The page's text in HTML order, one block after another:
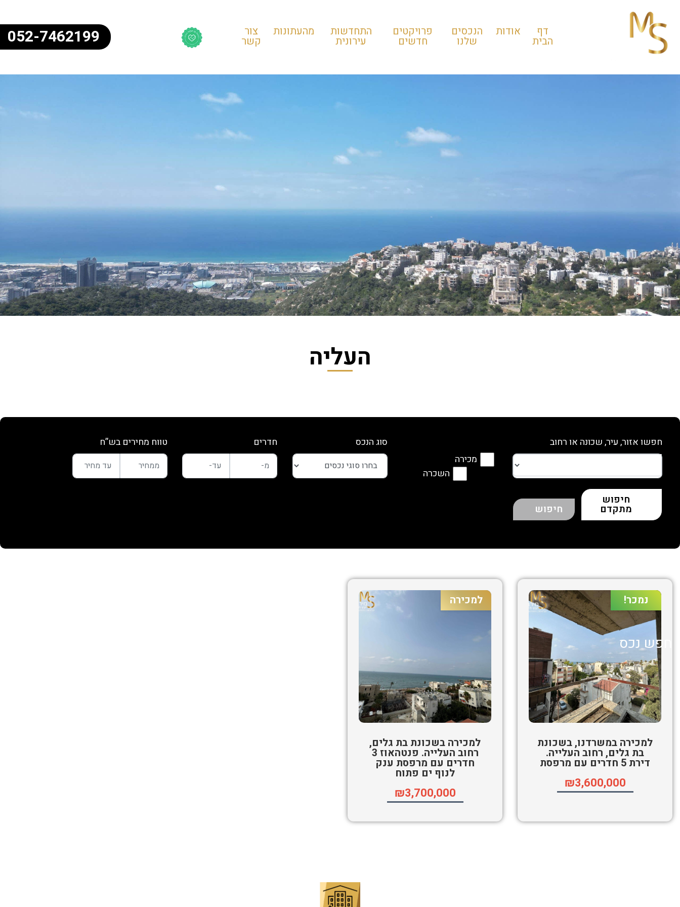
דף
הבית
אודות הנכסים
שלנו
פרויקטים
חדשים
התחדשות
עירונית
מהעתונות צור
קשר 052-7462199
חפש נכס
העליה
חפשו אזור, עיר, שכונה או רחוב
מכירה
השכרה
סוג הנכס חדרים טווח מחירים בש”ח
חיפוש
מתקדם חיפוש
נמכר!
למכירה במשרדנו, בשכונת
בת גלים, רחוב העלייה.
דירת 5 חדרים עם מרפסת
₪3,600,000
למכירה
למכירה בשכונת בת גלים,
רחוב העלייה. פנטהאוז 3
חדרים עם מרפסת ענק
לנוף ים פתוח
₪3,700,000